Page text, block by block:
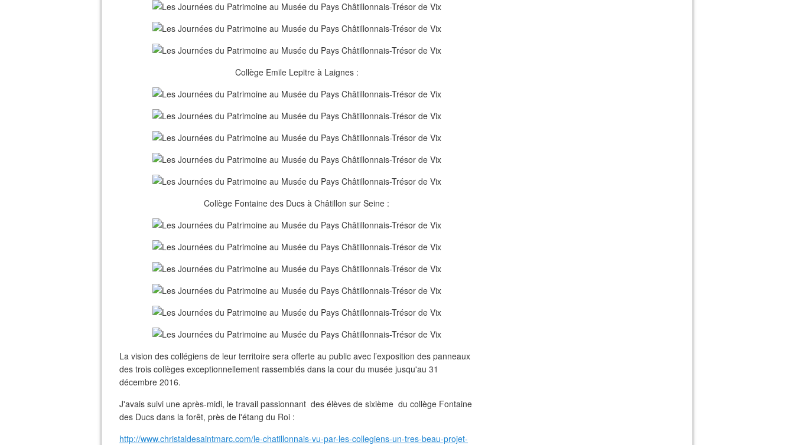
Collège Emile Lepitre à Laignes :
Collège Fontaine des Ducs à Châtillon sur Seine :
La vision des collégiens de leur territoire sera offerte au public avec l’exposition des panneaux
des trois collèges exceptionnellement rassemblés dans la cour du musée jusqu'au 31
décembre 2016.
J'avais suivi une après-midi, le travail passionnant des élèves de sixième du collège Fontaine
des Ducs dans la forêt, près de l'étang du Roi :
http://www.christaldesaintmarc.com/le-chatillonnais-vu-par-les-collegiens-un-tres-beau-projet-